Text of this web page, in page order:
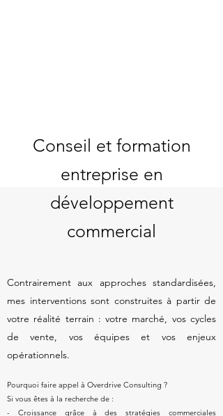
Conseil et formation
entreprise en
développement
commercial
​Contrairement aux approches standardisées,
mes interventions sont construites à partir de
votre réalité terrain : votre marché, vos cycles
de vente, vos équipes et vos enjeux
opérationnels.
Pourquoi faire appel à Overdrive Consulting ?
Si vous êtes à la recherche de :
- Croissance grâce à des stratégies commerciales